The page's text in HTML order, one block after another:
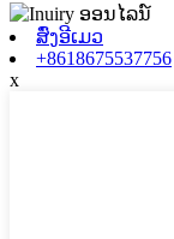
ສົ່ງອີເມວ
+8618675537756
x